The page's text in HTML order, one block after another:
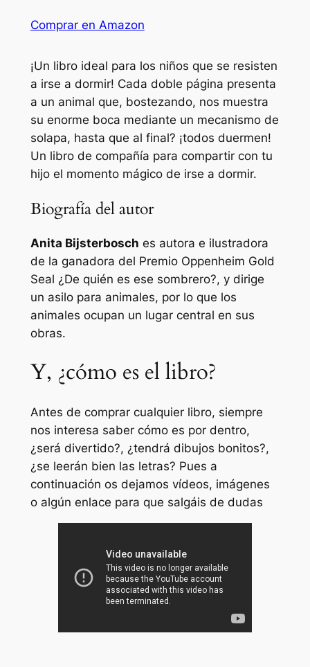
Comprar en Amazon
¡Un libro ideal para los niños que se resisten
a irse a dormir! Cada doble página presenta
a un animal que, bostezando, nos muestra
su enorme boca mediante un mecanismo de
solapa, hasta que al final? ¡todos duermen!
Un libro de compañía para compartir con tu
hijo el momento mágico de irse a dormir.
Biografía del autor
Anita Bijsterbosch es autora e ilustradora
de la ganadora del Premio Oppenheim Gold
Seal ¿De quién es ese sombrero?, y dirige
un asilo para animales, por lo que los
animales ocupan un lugar central en sus
obras.
Y, ¿cómo es el libro?
Antes de comprar cualquier libro, siempre
nos interesa saber cómo es por dentro,
¿será divertido?, ¿tendrá dibujos bonitos?,
¿se leerán bien las letras? Pues a
continuación os dejamos vídeos, imágenes
o algún enlace para que salgáis de dudas